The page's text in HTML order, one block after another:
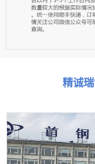
精诚